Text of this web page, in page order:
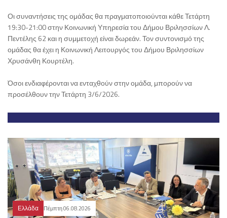
Οι συναντήσεις της ομάδας θα πραγματοποιούνται κάθε Τετάρτη
19:30-21:00 στην Κοινωνική Υπηρεσία του Δήμου Βριλησσίων Λ.
Πεντέλης 62 και η συμμετοχή είναι δωρεάν. Τον συντονισμό της
ομάδας θα έχει η Κοινωνική Λειτουργός του Δήμου Βριλησσίων
Χρυσάνθη Κουρτέλη.
Όσοι ενδιαφέρονται να ενταχθούν στην ομάδα, μπορούν να
προσέλθουν την Τετάρτη 3/6/2026.
Ελλάδα Πέμπτη 06.08.2026